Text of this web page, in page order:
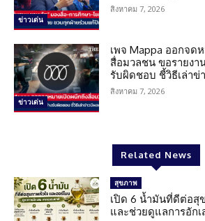
ข่าวเด่น
สิงหาคม 7, 2026
ข่าวเด่น
เพจ Mappa ออกจด
สื่อมวลชน ขอรายงา
รับผิดชอบ ชี้วิธีเล่าข่
สิงหาคม 7, 2026
Related News
สุขภาพ
เปิด 6 น้ำมันที่ดีต่อสุ
และช่วยดูแลการอักเ